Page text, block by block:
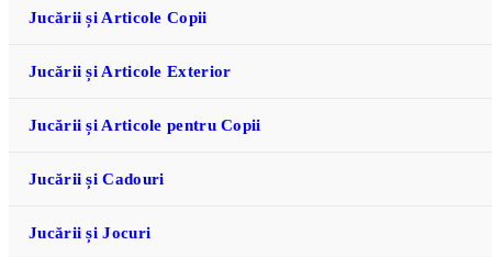
Jucării și Articole Copii
Jucării și Articole Exterior
Jucării și Articole pentru Copii
Jucării și Cadouri
Jucării și Jocuri